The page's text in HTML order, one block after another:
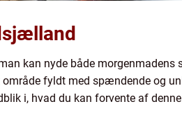
kan nyde både
fyldt med spændende og
i, hvad du kan forvente af